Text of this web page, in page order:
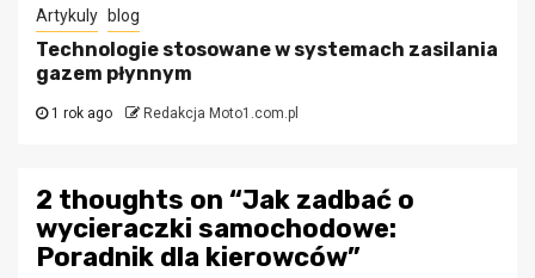
Artykuly blog
Technologie stosowane w systemach zasilania
gazem płynnym
1 rok ago Redakcja Moto1.com.pl
2 thoughts on “Jak zadbać o
wycieraczki samochodowe:
Poradnik dla kierowców”